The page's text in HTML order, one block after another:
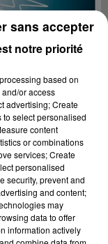
notre priorité
based on
or access
advertising; Create
select personalised
content
or combinations
services; Create
personalised
security, prevent and
and content;
may
data to offer
information actively
sans accepter